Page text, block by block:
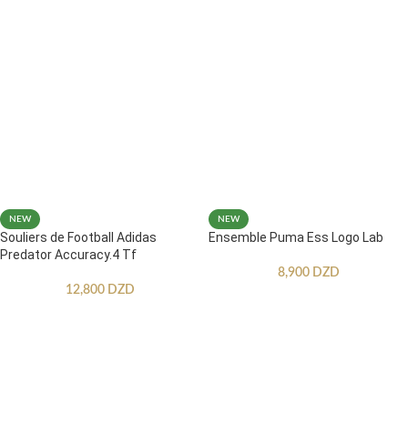
NEW
Souliers de Football Adidas
Predator Accuracy.4 Tf
12,800 DZD
NEW
Ensemble Puma Ess Logo Lab
8,900 DZD